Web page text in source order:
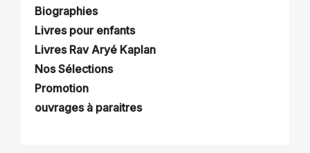
Biographies
Livres pour enfants
Livres Rav Aryé Kaplan
Nos Sélections
Promotion
ouvrages à paraitres